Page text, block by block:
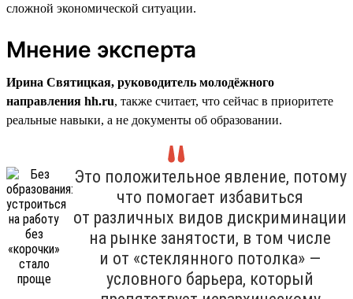
сложной экономической ситуации.
Мнение эксперта
Ирина Святицкая, руководитель молодёжного
направления hh.ru, также считает, что сейчас в приоритете
реальные навыки, а не документы об образовании.
Это положительное явление, потому
что помогает избавиться
от различных видов дискриминации
на рынке занятости, в том числе
и от «стеклянного потолка» —
условного барьера, который